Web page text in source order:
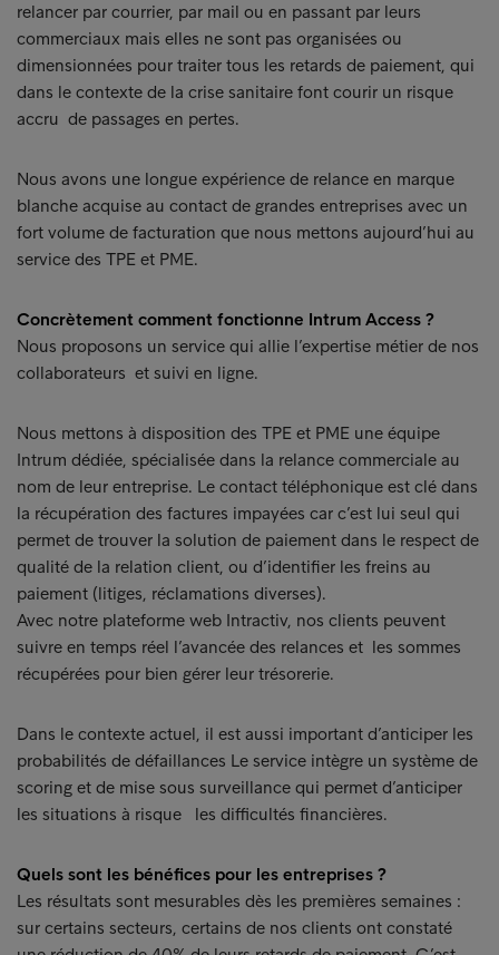
relancer par courrier, par mail ou en passant par leurs
commerciaux mais elles ne sont pas organisées ou
dimensionnées pour traiter tous les retards de paiement, qui
dans le contexte de la crise sanitaire font courir un risque
accru de passages en pertes.
Nous avons une longue expérience de relance en marque
blanche acquise au contact de grandes entreprises avec un
fort volume de facturation que nous mettons aujourd’hui au
service des TPE et PME.
Concrètement comment fonctionne Intrum Access ?
Nous proposons un service qui allie l’expertise métier de nos
collaborateurs et suivi en ligne.
Nous mettons à disposition des TPE et PME une équipe
Intrum dédiée, spécialisée dans la relance commerciale au
nom de leur entreprise. Le contact téléphonique est clé dans
la récupération des factures impayées car c’est lui seul qui
permet de trouver la solution de paiement dans le respect de
qualité de la relation client, ou d’identifier les freins au
paiement (litiges, réclamations diverses).
Avec notre plateforme web Intractiv, nos clients peuvent
suivre en temps réel l’avancée des relances et les sommes
récupérées pour bien gérer leur trésorerie.
Dans le contexte actuel, il est aussi important d’anticiper les
probabilités de défaillances Le service intègre un système de
scoring et de mise sous surveillance qui permet d’anticiper
les situations à risque les difficultés financières.
Quels sont les bénéfices pour les entreprises ?
Les résultats sont mesurables dès les premières semaines :
sur certains secteurs, certains de nos clients ont constaté